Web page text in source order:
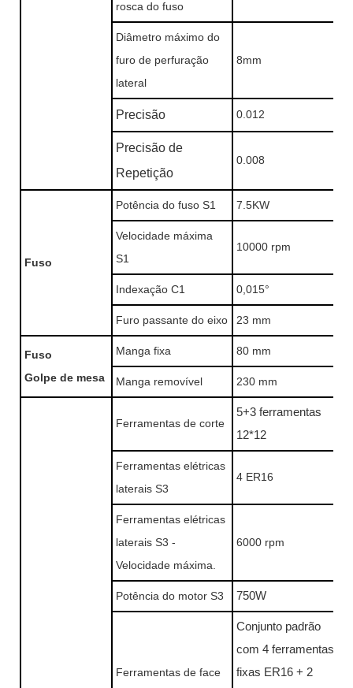
rosca do fuso
Diâmetro máximo do
furo de perfuração
lateral
8mm
Precisão 0.012
Precisão de
Repetição
0.008
Fuso
Potência do fuso S1 7.5KW
Velocidade máxima
S1
10000 rpm
Indexação C1 0,015°
Furo passante do eixo 23 mm
Fuso
Golpe de mesa
Manga fixa 80 mm
Manga removível 230 mm
Ferramentas de corte
5+3 ferramentas
12*12
Ferramentas elétricas
laterais S3
4 ER16
Ferramentas elétricas
laterais S3 -
Velocidade máxima.
6000 rpm
Potência do motor S3 750W
Ferramentas de face
Conjunto padrão
com 4 ferramentas
fixas ER16 + 2